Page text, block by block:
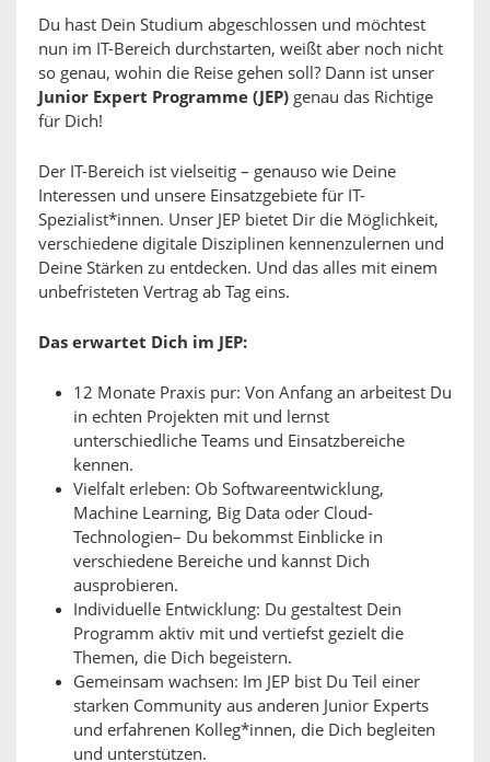
Du hast Dein Studium abgeschlossen und möchtest
nun im IT-Bereich durchstarten, weißt aber noch nicht
so genau, wohin die Reise gehen soll? Dann ist unser
Junior Expert Programme (JEP) genau das Richtige
für Dich!
Der IT-Bereich ist vielseitig – genauso wie Deine
Interessen und unsere Einsatzgebiete für IT-
Spezialist*innen. Unser JEP bietet Dir die Möglichkeit,
verschiedene digitale Disziplinen kennenzulernen und
Deine Stärken zu entdecken. Und das alles mit einem
unbefristeten Vertrag ab Tag eins.
Das erwartet Dich im JEP:
12 Monate Praxis pur: Von Anfang an arbeitest Du
in echten Projekten mit und lernst
unterschiedliche Teams und Einsatzbereiche
kennen.
Vielfalt erleben: Ob Softwareentwicklung,
Machine Learning, Big Data oder Cloud-
Technologien– Du bekommst Einblicke in
verschiedene Bereiche und kannst Dich
ausprobieren.
Individuelle Entwicklung: Du gestaltest Dein
Programm aktiv mit und vertiefst gezielt die
Themen, die Dich begeistern.
Gemeinsam wachsen: Im JEP bist Du Teil einer
starken Community aus anderen Junior Experts
und erfahrenen Kolleg*innen, die Dich begleiten
und unterstützen.